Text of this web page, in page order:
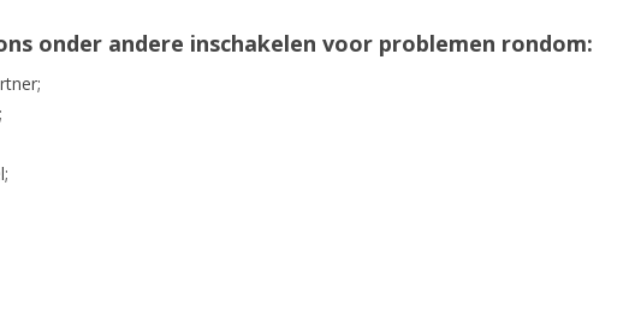
onder andere inschakelen voor problemen rondom: